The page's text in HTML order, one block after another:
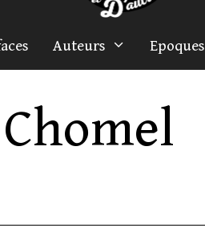
Auteurs Epoques